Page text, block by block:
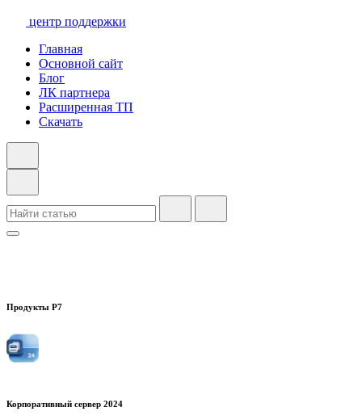
центр поддержки
Главная
Основной сайт
Блог
ЛК партнера
Расширенная ТП
Скачать
Продукты Р7
Корпоративный сервер 2024